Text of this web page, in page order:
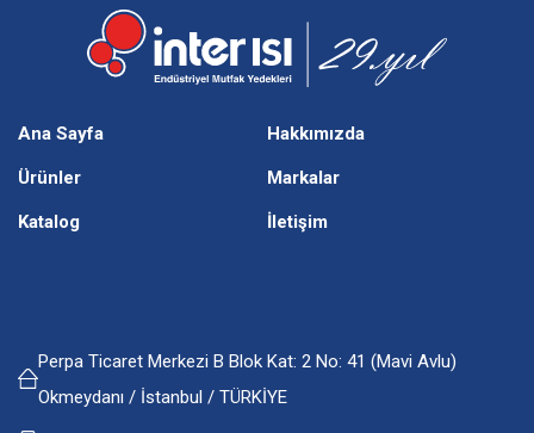
Ana Sayfa Hakkımızda
Ürünler Markalar
Katalog İletişim
Perpa Ticaret Merkezi B Blok Kat: 2 No: 41 (Mavi Avlu)
Okmeydanı / İstanbul / TÜRKİYE